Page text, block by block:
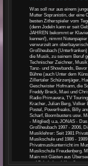
Was soll nur aus einem
Mutter Sopranistin, der eine
besten Zitherspieler vom
(denn Jodeln kann er seit
JAHREN bekommt er
kennen!), nimmt
verwurzelt am
Großheubach
die Musik, zu seinem Beruf
Technischer Zeichner,
Tanz- und Showbands,
Bühne (auch Unter dem
Zillertaler Schürzenjäger,
Geschwister Hofmann, die
Freddy Breck, Maxi und
Radio Primavera, TV
Kracher, Julian Berg, Volker
Postel, Powerfreaks, Billy
Scharf, Boombusters usw.
- Mitglied) u.a, JONAS -
Großheubach 1997 - 2006,
Musiklehrer: Seit 1981
Musikschule und 1986 -
Privatmusikunterricht im
Musikschule Freudenberg.
Main mit Gästen aus
und Schuhplattel-Kurs!), so